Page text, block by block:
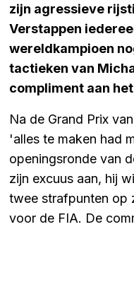
zijn agressieve
Verstappen
wereldkampioen
tactieken van
compliment aan
Na de Grand Prix
'alles te maken had
openingsronde van
zijn excuus aan, hij
twee strafpunten op
voor de FIA. De